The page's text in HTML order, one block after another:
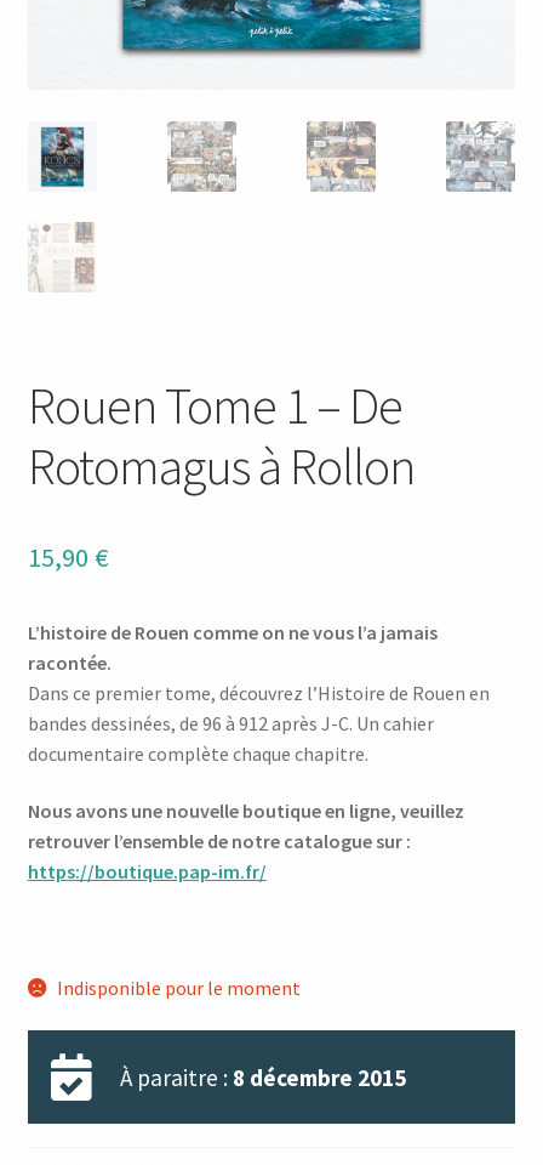
Rouen Tome 1 – De
Rotomagus à Rollon
15,90 €
L’histoire de Rouen comme on ne vous l’a jamais
racontée.
Dans ce premier tome, découvrez l’Histoire de Rouen en
bandes dessinées, de 96 à 912 après J-C. Un cahier
documentaire complète chaque chapitre.
Nous avons une nouvelle boutique en ligne, veuillez
retrouver l’ensemble de notre catalogue sur :
https://boutique.pap-im.fr/
Indisponible pour le moment
À paraitre : 8 décembre 2015